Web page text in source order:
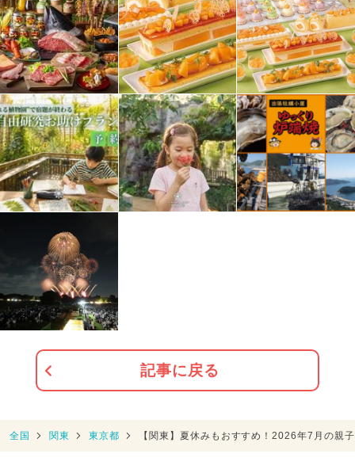
記事に戻る
全国 関東 東京都 【関東】夏休みもおすすめ！2026年7月の親